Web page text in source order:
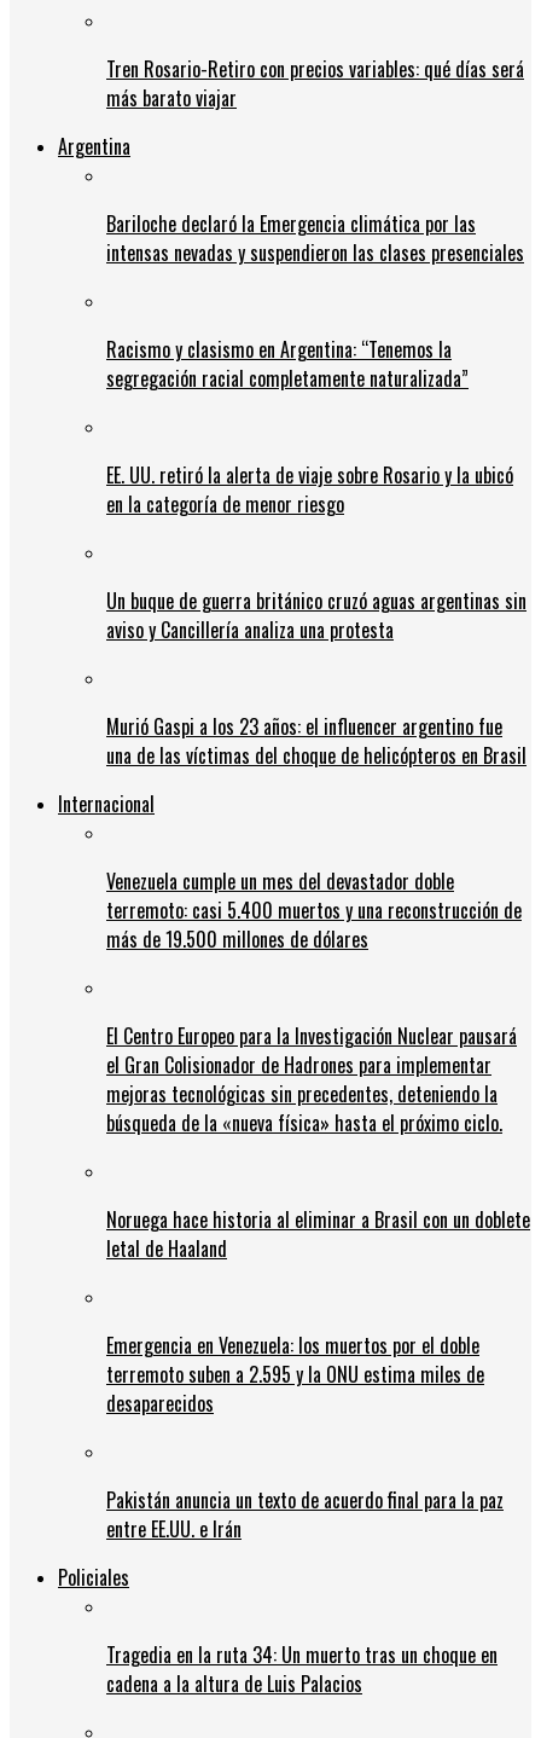
Tren Rosario-Retiro con precios variables: qué días será
más barato viajar
Argentina
Bariloche declaró la Emergencia climática por las
intensas nevadas y suspendieron las clases presenciales
Racismo y clasismo en Argentina: “Tenemos la
segregación racial completamente naturalizada”
EE. UU. retiró la alerta de viaje sobre Rosario y la ubicó
en la categoría de menor riesgo
Un buque de guerra británico cruzó aguas argentinas sin
aviso y Cancillería analiza una protesta
Murió Gaspi a los 23 años: el influencer argentino fue
una de las víctimas del choque de helicópteros en Brasil
Internacional
Venezuela cumple un mes del devastador doble
terremoto: casi 5.400 muertos y una reconstrucción de
más de 19.500 millones de dólares
El Centro Europeo para la Investigación Nuclear pausará
el Gran Colisionador de Hadrones para implementar
mejoras tecnológicas sin precedentes, deteniendo la
búsqueda de la «nueva física» hasta el próximo ciclo.
Noruega hace historia al eliminar a Brasil con un doblete
letal de Haaland
Emergencia en Venezuela: los muertos por el doble
terremoto suben a 2.595 y la ONU estima miles de
desaparecidos
Pakistán anuncia un texto de acuerdo final para la paz
entre EE.UU. e Irán
Policiales
Tragedia en la ruta 34: Un muerto tras un choque en
cadena a la altura de Luis Palacios